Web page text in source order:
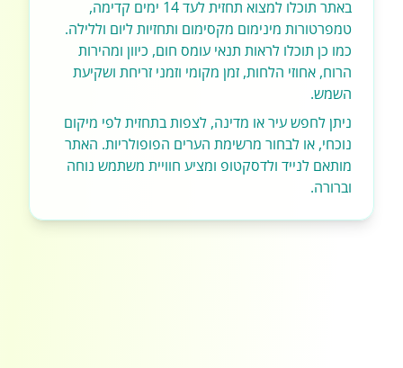
באתר תוכלו למצוא תחזית לעד 14 ימים קדימה,
טמפרטורות מינימום מקסימום ותחזיות ליום וללילה.
כמו כן תוכלו לראות תנאי עומס חום, כיוון ומהירות
הרוח, אחוזי הלחות, זמן מקומי וזמני זריחת ושקיעת
השמש.
ניתן לחפש עיר או מדינה, לצפות בתחזית לפי מיקום
נוכחי, או לבחור מרשימת הערים הפופולריות. האתר
מותאם לנייד ולדסקטופ ומציע חוויית משתמש נוחה
וברורה.